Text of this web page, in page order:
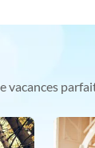
vacances